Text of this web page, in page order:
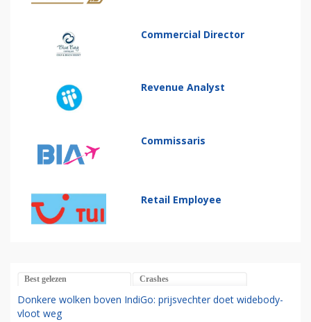
Commercial Director
Revenue Analyst
Commissaris
Retail Employee
Best gelezen Crashes
Donkere wolken boven IndiGo: prijsvechter doet widebody-
vloot weg